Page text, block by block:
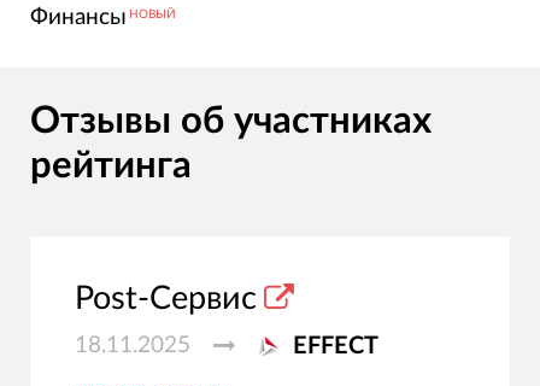
Финансы НОВЫЙ
Отзывы об участниках
рейтинга
Post-Сервис
18.11.2025 EFFECT